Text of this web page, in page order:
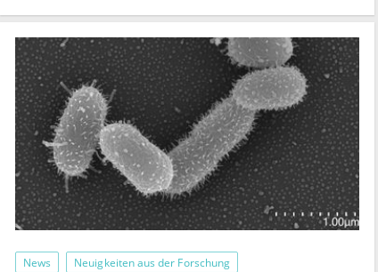
News Neuigkeiten aus der Forschung